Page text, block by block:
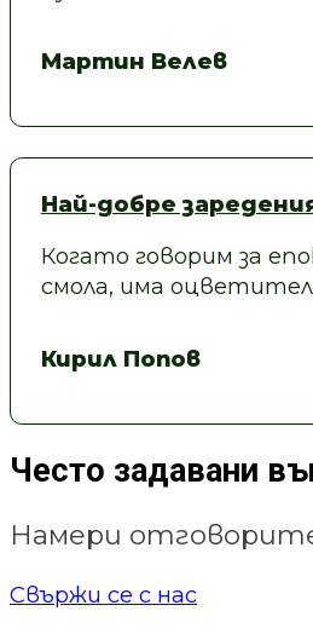
Мартин Велев
Най-добре
Когато говорим за
смола, има
Кирил Попов
Често задавани
Намери
Свържи се с нас